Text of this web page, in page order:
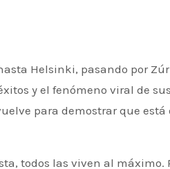
Helsinki, pasando por
y el fenómeno viral de sus
para demostrar que está
todos las viven al máximo.